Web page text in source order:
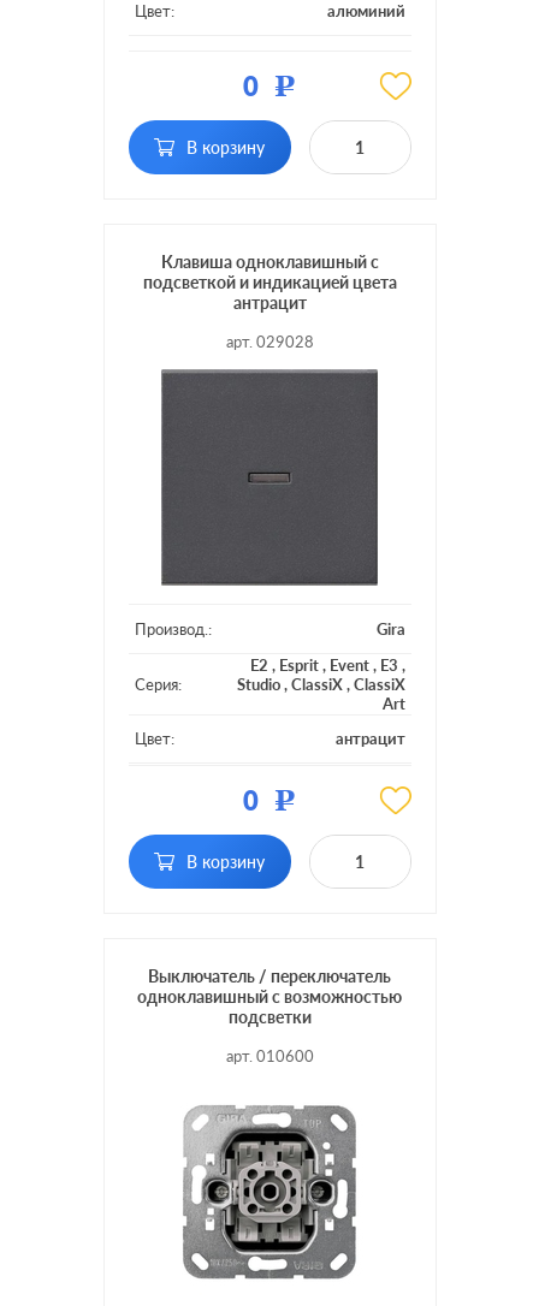
Цвет:
алюминий
клавиш:
Подсветка: без подсветки
0 Р
В корзину
Клавиша одноклавишный с
подсветкой и индикацией цвета
антрацит
арт. 029028
Производ.: Gira
Серия:
E2 , Esprit, Event, E3 ,
Studio,ClassiX,ClassiX
Art
Цвет:
антрацит
пластмасса
клавиш:
одноклавишный
Подсветка:
с подсветкой, с
индикацией
0 Р
В корзину
Выключатель / переключатель
одноклавишный с возможностью
подсветки
арт. 010600